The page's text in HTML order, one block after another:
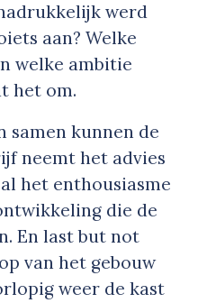
werd
aan? Welke
welke ambitie
het om.
samen kunnen de
neemt het advies
het enthousiasme
die de
En last but not
van het gebouw
weer de kast